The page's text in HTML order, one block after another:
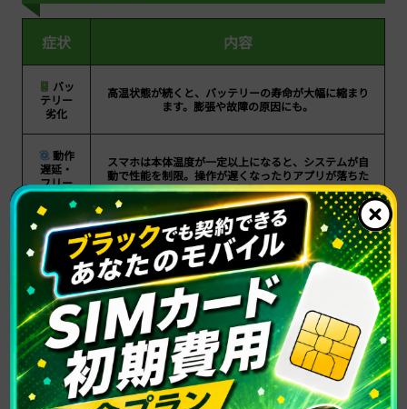
症状 内容
バッ
テリー
劣化
高温状態が続くと、バッテリーの寿命が大幅に縮まり
ます。膨張や故障の原因にも。
動作
遅延・
フリー
ズ
スマホは本体温度が一定以上になると、システムが自
動で性能を制限。操作が遅くなったりアプリが落ちた
りします。
カメ
ラや画
面の異
常
高温によりカメラが一時停止する、画面が暗くなる、
タッチ操作が効かなくなるなどの不具合が出ること
も。
高温
警告ア
ラート
「本体温度が高すぎます」と警告が表示され、しばら
くスマホが使えなくなります。